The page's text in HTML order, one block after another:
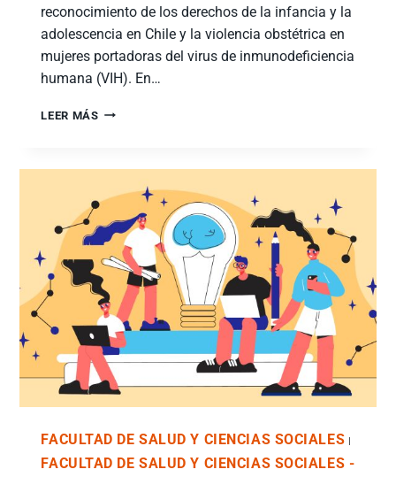
reconocimiento de los derechos de la infancia y la
adolescencia en Chile y la violencia obstétrica en
mujeres portadoras del virus de inmunodeficiencia
humana (VIH). En…
LEER MÁS
FACULTAD DE SALUD Y CIENCIAS SOCIALES |
FACULTAD DE SALUD Y CIENCIAS SOCIALES -